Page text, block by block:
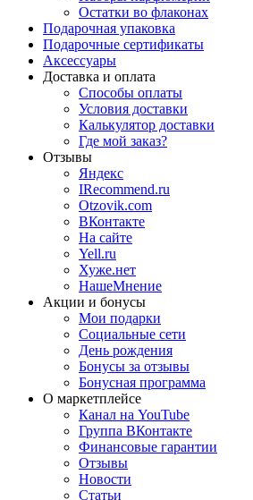
Остатки во флаконах
Подарочная упаковка
Подарочные сертификаты
Аксессуары
Доставка и оплата
Способы оплаты
Условия доставки
Калькулятор доставки
Где мой заказ?
Отзывы
Яндекс
IRecommend.ru
Otzovik.com
ВКонтакте
На сайте
Yell.ru
Хуже.нет
НашеМнение
Акции и бонусы
Мои подарки
Социальные сети
День рождения
Бонусы за отзывы
Бонусная программа
О маркетплейсе
Канал на YouTube
Группа ВКонтакте
Финансовые гарантии
Отзывы
Новости
Статьи